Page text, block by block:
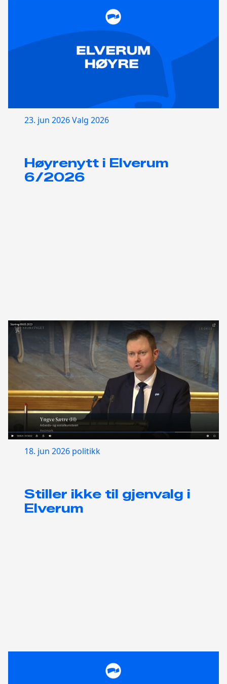
23. jun 2026Valg 2026
Høyrenytt i Elverum
6/2026
18. jun 2026 politikk
Stiller ikke til gjenvalg i
Elverum